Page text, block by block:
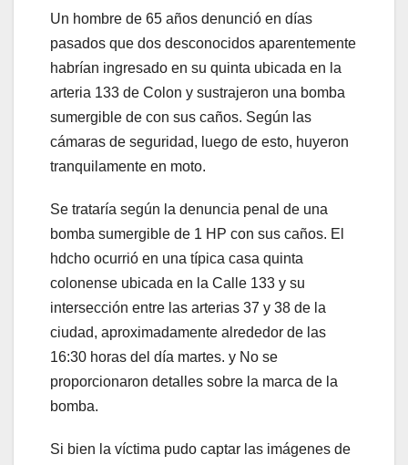
panel
panel
satın al
panel
panel
Panel
panel
panel
panel
Un hombre de 65 años denunció en días
pasados que dos desconocidos aparentemente
habrían ingresado en su quinta ubicada en la
arteria 133 de Colon y sustrajeron una bomba
sumergible de con sus caños. Según las
cámaras de seguridad, luego de esto, huyeron
tranquilamente en moto.
Se trataría según la denuncia penal de una
bomba sumergible de 1 HP con sus caños. El
hdcho ocurrió en una típica casa quinta
colonense ubicada en la Calle 133 y su
intersección entre las arterias 37 y 38 de la
ciudad, aproximadamente alrededor de las
16:30 horas del día martes. y No se
proporcionaron detalles sobre la marca de la
bomba.
Si bien la víctima pudo captar las imágenes de